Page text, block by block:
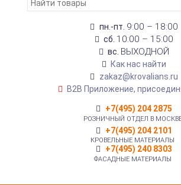
пн.-пт. 9:00 – 18:00
сб. 10:00 – 15:00
вс. ВЫХОДНОЙ
Как нас найти
zakaz@krovalians.ru
B2B Приложение,
+7(495) 204 2875
РОЗНИЧНЫЙ ОТДЕЛ В
+7(495) 204 2101
КРОВЕЛЬНЫЕ МАТЕРИАЛЫ
+7(495) 240 8303
ФАСАДНЫЕ МАТЕРИАЛЫ